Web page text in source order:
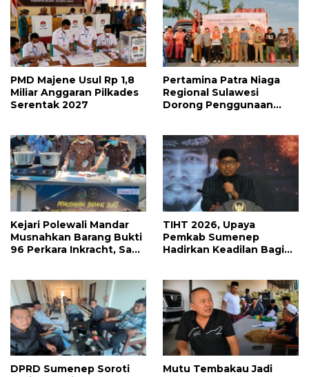
PMD Majene Usul Rp 1,8
Miliar Anggaran Pilkades
Serentak 2027
Pertamina Patra Niaga
Regional Sulawesi
Dorong Penggunaan
Energi Irigasi
Kejari Polewali Mandar
Musnahkan Barang Bukti
96 Perkara Inkracht, Sabu
TIHT 2026, Upaya
Pemkab Sumenep
Hadirkan Keadilan Bagi
DPRD Sumenep Soroti
Mutu Tembakau Jadi